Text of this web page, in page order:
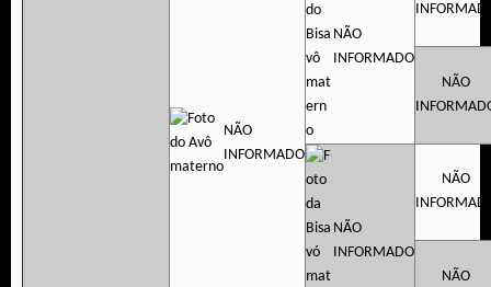
NÃO
INFORMADO
NÃO
INFORMADO
NÃO
NÃO
INFORMADO
NÃO
NÃO